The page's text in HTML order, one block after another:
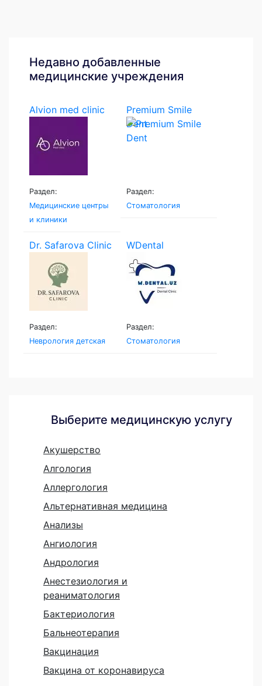
Недавно добавленные
медицинские учреждения
Alvion med clinic
Раздел:
Медицинские центры
и клиники
Premium Smile
Dent
Раздел:
Стоматология
Dr. Safarova Clinic
Раздел:
Неврология детская
WDental
Раздел:
Стоматология
Выберите медицинскую услугу
Акушерство
Алгология
Аллергология
Альтернативная медицина
Анализы
Ангиология
Андрология
Анестезиология и
реаниматология
Бактериология
Бальнеотерапия
Вакцинация
Вакцина от коронавируса